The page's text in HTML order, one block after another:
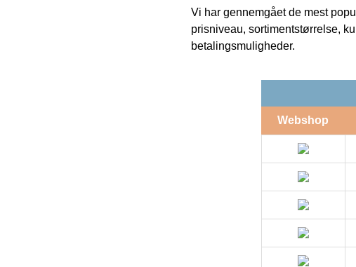
Vi har gennemgået de mest
prisniveau, sortimentstørrelse,
betalingsmuligheder.
Webshop